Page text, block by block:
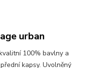
urban
100% bavlny a
kapsy. Uvolněný